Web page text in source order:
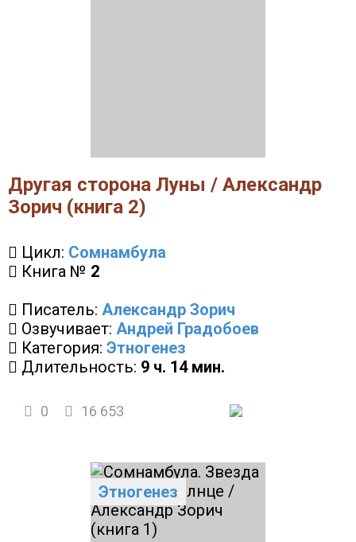
Другая сторона Луны / Александр
Зорич (книга 2)
Цикл: Сомнамбула
Книга № 2
Писатель: Александр Зорич
Озвучивает: Андрей Градобоев
Категория: Этногенез
Длительность: 9 ч. 14 мин.
0 16 653
Этногенез